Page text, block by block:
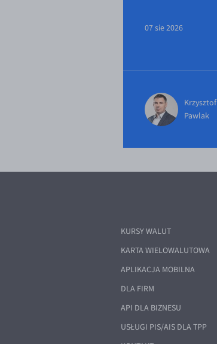
07 sie 2026
Krzysztof
Pawlak
KURSY WALUT
KARTA WIELOWALUTOWA
APLIKACJA MOBILNA
DLA FIRM
API DLA BIZNESU
USŁUGI PIS/AIS DLA TPP